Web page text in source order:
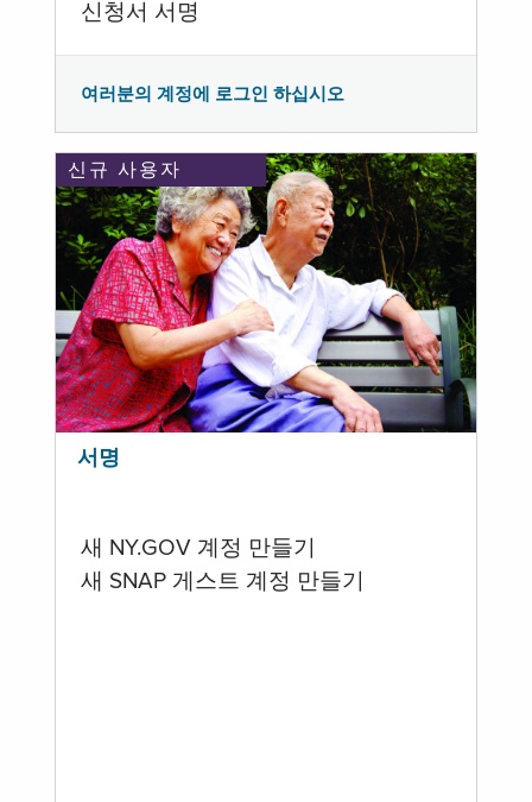
신청서 서명
여러분의 계정에 로그인 하십시오
신규 사용자
서명
새 NY.GOV 계정 만들기
새 SNAP 게스트 계정 만들기